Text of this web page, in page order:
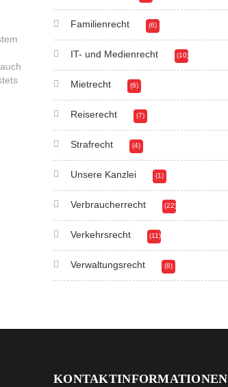
Familienrecht (6)
IT- und Medienrecht (10)
Mietrecht (6)
Reiserecht (7)
Strafrecht (4)
Unsere Kanzlei (1)
Verbraucherrecht (22)
Verkehrsrecht (11)
Verwaltungsrecht (8)
KONTAKTINFORMATIONEN